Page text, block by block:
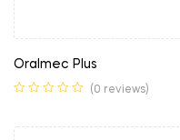
Oralmec Plus
(0 reviews)